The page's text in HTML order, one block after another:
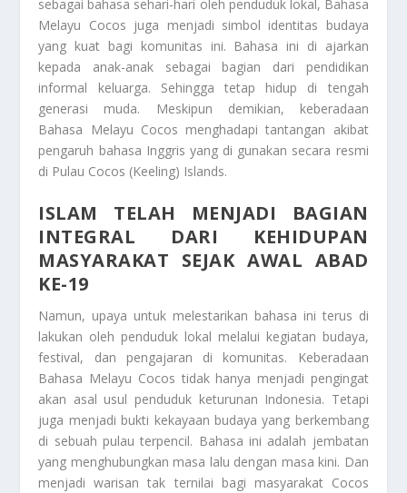
sebagai bahasa sehari-hari oleh penduduk lokal, Bahasa
Melayu Cocos juga menjadi simbol identitas budaya
yang kuat bagi komunitas ini. Bahasa ini di ajarkan
kepada anak-anak sebagai bagian dari pendidikan
informal keluarga. Sehingga tetap hidup di tengah
generasi muda. Meskipun demikian, keberadaan
Bahasa Melayu Cocos menghadapi tantangan akibat
pengaruh bahasa Inggris yang di gunakan secara resmi
di Pulau Cocos (Keeling) Islands.
ISLAM TELAH MENJADI BAGIAN
INTEGRAL DARI KEHIDUPAN
MASYARAKAT SEJAK AWAL ABAD
KE-19
Namun, upaya untuk melestarikan bahasa ini terus di
lakukan oleh penduduk lokal melalui kegiatan budaya,
festival, dan pengajaran di komunitas. Keberadaan
Bahasa Melayu Cocos tidak hanya menjadi pengingat
akan asal usul penduduk keturunan Indonesia. Tetapi
juga menjadi bukti kekayaan budaya yang berkembang
di sebuah pulau terpencil. Bahasa ini adalah jembatan
yang menghubungkan masa lalu dengan masa kini. Dan
menjadi warisan tak ternilai bagi masyarakat Cocos